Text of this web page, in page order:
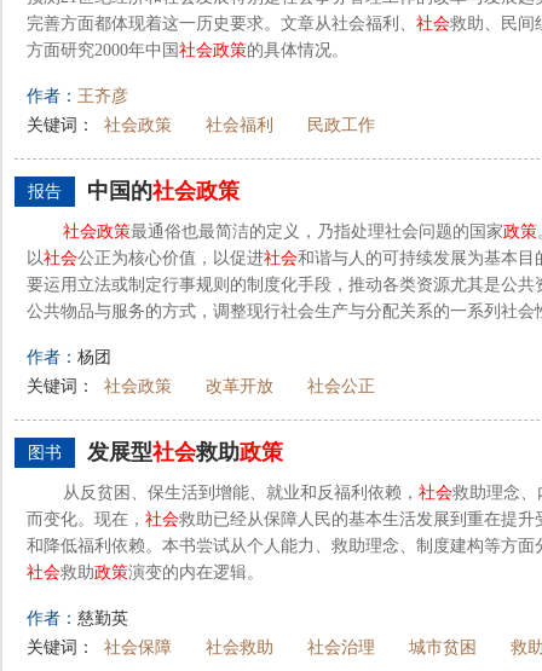
完善方面都体现着这一历史要求。文章从社会福利、 社会救助、民间
方面研究2000年中国 社会政策的具体情况。
作者： 王齐彦
关键词：
社会政策 社会福利 民政工作
报告 中国的社会政策
社会政策最通俗也最简洁的定义，乃指处理社会问题的国家政策
以社会公正为核心价值，以促进社会和谐与人的可持续发展为基本
要运用立法或制定行事规则的制度化手段，推动各类资源尤其是公
公共物品与服务的方式，调整现行社会生产与分配关系的一系列社会
作者： 杨团
关键词：
社会政策 改革开放 社会公正
图书 发展型社会救助政策
从反贫困、保生活到增能、就业和反福利依赖， 社会救助理念、
而变化。现在， 社会救助已经从保障人民的基本生活发展到重在提
和降低福利依赖。本书尝试从个人能力、救助理念、制度建构等方面
社会救助政策演变的内在逻辑。
作者： 慈勤英
关键词：
社会保障 社会救助 社会治理 城市贫困 救